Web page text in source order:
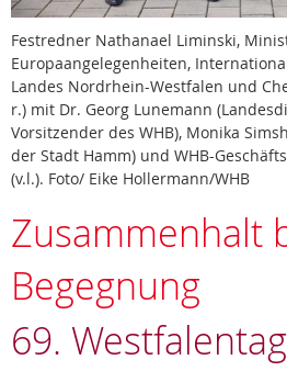
Festredner Nathanael Liminski,
Europaangelegenheiten,
Landes Nordrhein-Westfalen und
r.) mit Dr. Georg Lunemann
Vorsitzender des WHB), Monika
der Stadt Hamm) und WHB-
(v.l.). Foto/ Eike Hollermann/WHB
Zusammenhalt
Begegnung
69.